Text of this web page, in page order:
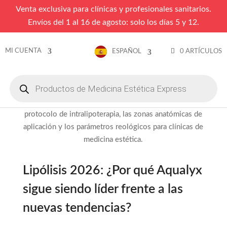
Venta exclusiva para clínicas y profesionales sanitarios.
Envíos del 1 al 16 de agosto: solo los días 5 y 12.
MI CUENTA ESPAÑOL 0 ARTÍCULOS
productos
Lipólisis 2026: ¿Por qué Aqualyx
sigue siendo líder frente a las
nuevas tendencias?